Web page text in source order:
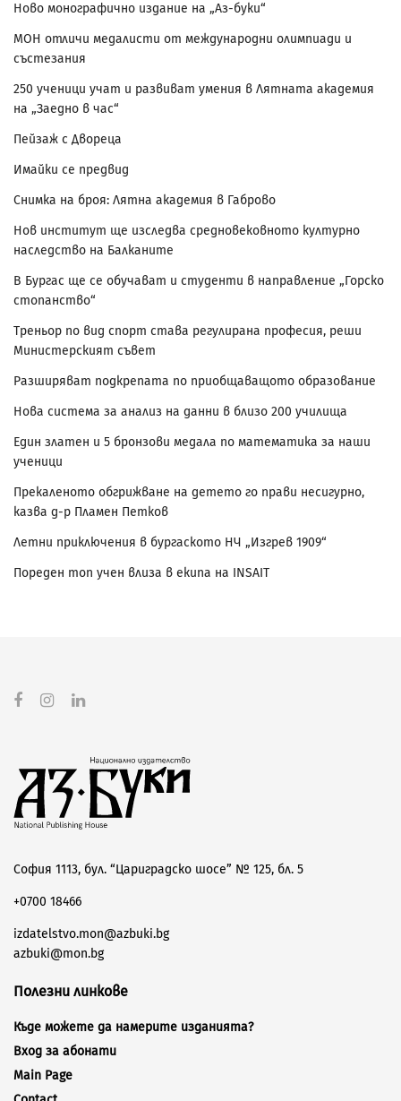
Ново монографично издание на „Аз-буки“
МОН отличи медалисти от международни олимпиади и
състезания
250 ученици учат и развиват умения в Лятната академия
на „Заедно в час“
Пейзаж с Двореца
Имайки се предвид
Снимка на броя: Лятна академия в Габрово
Нов институт ще изследва средновековното културно
наследство на Балканите
В Бургас ще се обучават и студенти в направление „Горско
стопанство“
Треньор по вид спорт става регулирана професия, реши
Министерският съвет
Разширяват подкрепата по приобщаващото образование
Нова система за анализ на данни в близо 200 училища
Един златен и 5 бронзови медала по математика за наши
ученици
Прекаленото обгрижване на детето го прави несигурно,
казва д-р Пламен Петков
Летни приключения в бургаското НЧ „Изгрев 1909“
Пореден топ учен влиза в екипа на INSAIT
София 1113, бул. “Цариградско шосе” № 125, бл. 5
+0700 18466
izdatelstvo.mon@azbuki.bg
azbuki@mon.bg
Полезни линкове
Къде можете да намерите изданията?
Вход за абонати
Main Page